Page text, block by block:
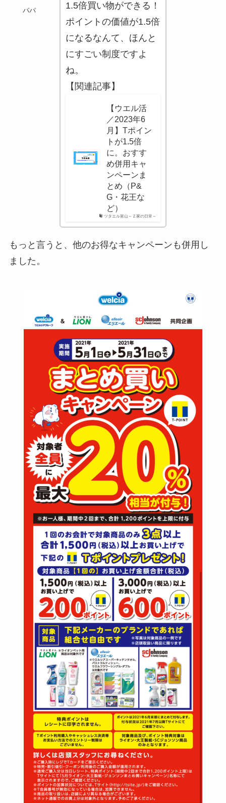
パパ
1.5倍買い物ができる！
ポイントの価値が1.5倍
になるなんて、ほんと
にすごい制度ですよ
ね。
【関連記事】
ツタエル富山～Ｚ家の日常～
【ウエル活
／2023年6
月】Tポイン
トが1.5倍
に。おすす
め併用キャ
ンペーンま
とめ（P&
G・花王な
ど）
もっと言うと、他のお得なキャンペーンも併用し
ました。